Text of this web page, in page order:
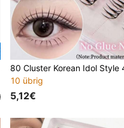
10 übrig
5,12€